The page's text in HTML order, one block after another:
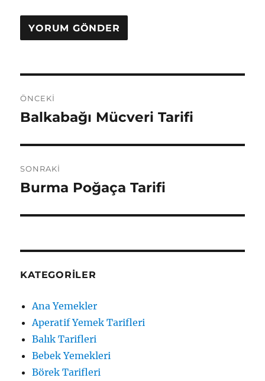
gezinmesi
ÖNCEKI
Önceki
Balkabağı Mücveri Tarifi
SONRAKI
Sonraki
Burma Poğaça Tarifi
KATEGORILER
Ana Yemekler
Aperatif Yemek Tarifleri
Balık Tarifleri
Bebek Yemekleri
Börek Tarifleri